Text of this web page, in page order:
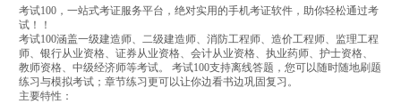
考试100，一站式考证服务平台，绝对实用的手机考证软件，助你轻松通过考
试！！
考试100涵盖一级建造师、二级建造师、消防工程师、造价工程师、监理工程
师、银行从业资格、证券从业资格、会计从业资格、执业药师、护士资格、
教师资格、中级经济师等考试。 考试100支持离线答题，您可以随时随地刷题
练习与模拟考试；章节练习更可以让你边看书边巩固复习。
主要特性：